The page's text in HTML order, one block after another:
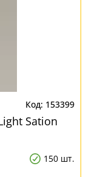
153399
Sation
150 шт.